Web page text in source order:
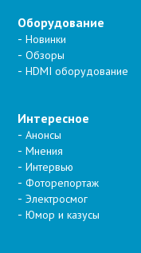
Оборудование
Новинки
Обзоры
HDMI оборудование
Интересное
Анонсы
Мнения
Интервью
Фоторепортаж
Электросмог
Юмор и казусы